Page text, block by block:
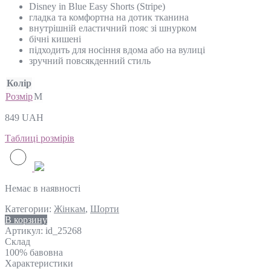
Disney in Blue Easy Shorts (Stripe)
гладка та комфортна на дотик тканина
внутрішній еластичний пояс зі шнурком
бічні кишені
підходить для носіння вдома або на вулиці
зручний повсякденний стиль
Колір
РозмірM
849 UAH
Таблиці розмірів
Немає в наявності
Категории: Жінкам, Шорти
В корзину
Артикул: id_25268
Склад
100% бавовна
Характеристики